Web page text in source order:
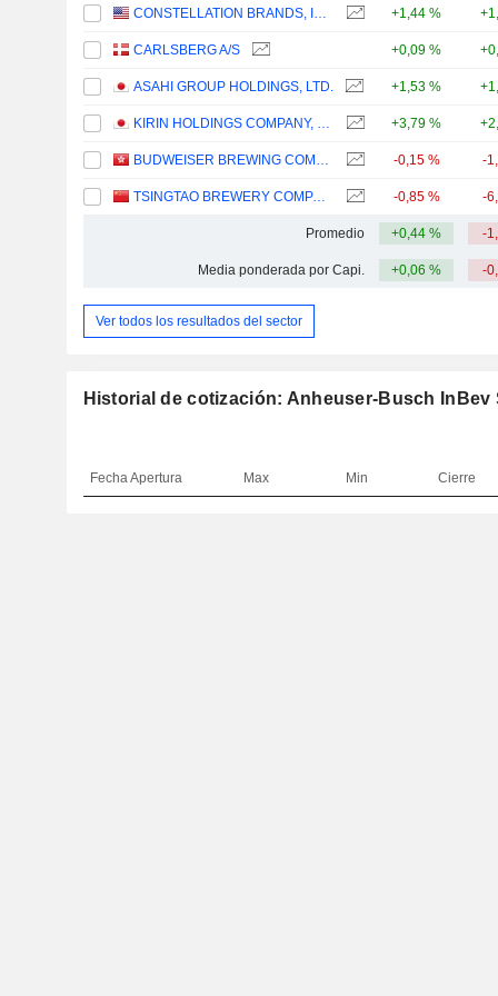
CONSTELLATION BRANDS, INC. +1,44 %
CARLSBERG A/S +0,09 %
ASAHI GROUP HOLDINGS, LTD. +1,53 %
KIRIN HOLDINGS COMPANY, LIMITED +3,79 %
BUDWEISER BREWING COMPANY APAC LIMITED -0,15 % -
TSINGTAO BREWERY COMPANY LIMITED -0,85 % -
Promedio +0,44 % -
Media ponderada por Capi. +0,06 % -
Ver todos los resultados del sector
Historial de cotización: Anheuser-Busch InBev
FechaApertura Max Min Cierre